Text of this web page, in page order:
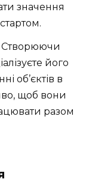
значення
Створюючи
його
об’єктів в
щоб вони
разом